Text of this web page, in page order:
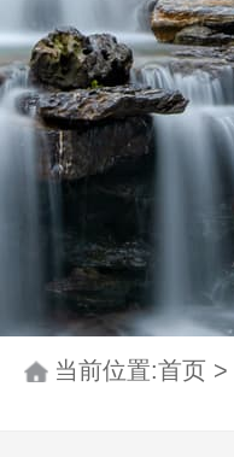
当前位置:首页 >